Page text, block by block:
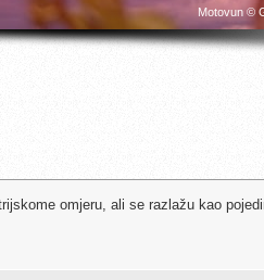
Motovun ©
omjeru, ali se razlažu kao